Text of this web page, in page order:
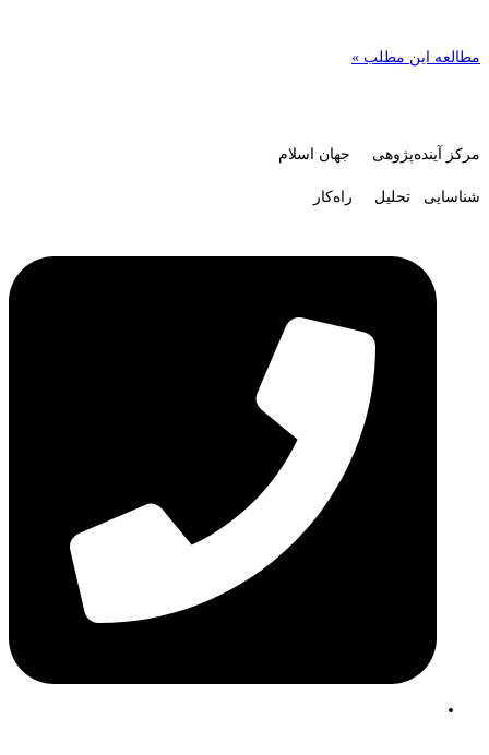
مطالعه این مطلب »
مرکز آینده‌پژوهی جهان اسلام
شناسایی تحلیل راه‌کار